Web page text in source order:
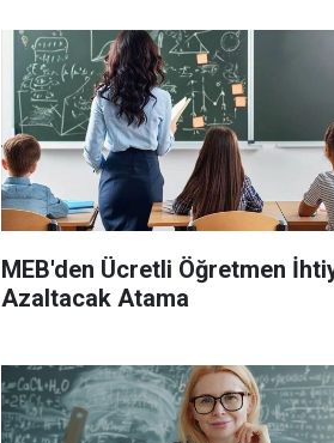
MEB'den Ücretli Öğretmen
Azaltacak Atama